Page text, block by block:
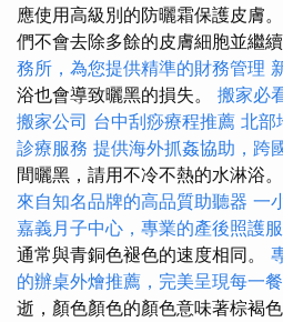
應使用高級別的防曬霜保護皮膚
們不會去除多餘的皮膚細胞並繼
務所，為您提供精準的財務管理
浴也會導致曬黑的損失。 搬家必
搬家公司 台中刮痧療程推薦 北部
診療服務 提供海外抓姦協助，跨
間曬黑，請用不冷不熱的水淋浴。
來自知名品牌的高品質助聽器 一
嘉義月子中心，專業的產後照護
通常與青銅色褪色的速度相同。
的辦桌外燴推薦，完美呈現每一餐
逝，顏色顏色的顏色意味著棕褐